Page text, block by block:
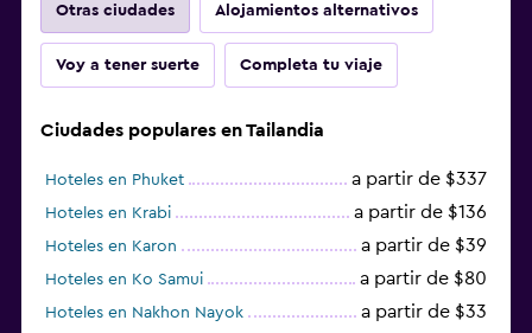
Otras ciudades Alojamientos alternativos
Voy a tener suerte Completa tu viaje
Ciudades populares en Tailandia
Hoteles en Phuket a partir de $337
Hoteles en Krabi a partir de $136
Hoteles en Karon a partir de $39
Hoteles en Ko Samui a partir de $80
Hoteles en Nakhon Nayok a partir de $33